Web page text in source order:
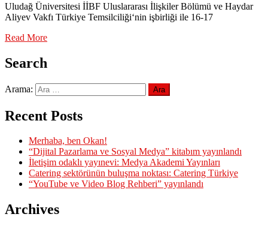
Uludağ Üniversitesi İİBF Uluslararası İlişkiler Bölümü ve Haydar
Aliyev Vakfı Türkiye Temsilciliği‘nin işbirliği ile 16-17
Read More
Search
Arama:
Recent Posts
Merhaba, ben Okan!
“Dijital Pazarlama ve Sosyal Medya” kitabım yayınlandı
İletişim odaklı yayınevi: Medya Akademi Yayınları
Catering sektörünün buluşma noktası: Catering Türkiye
“YouTube ve Video Blog Rehberi” yayınlandı
Archives